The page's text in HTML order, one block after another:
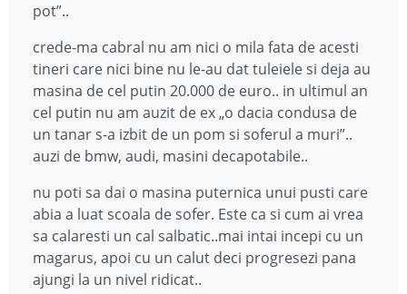
pot”..
crede-ma cabral nu am nici o mila fata de acesti
tineri care nici bine nu le-au dat tuleiele si deja au
masina de cel putin 20.000 de euro.. in ultimul an
cel putin nu am auzit de ex „o dacia condusa de
un tanar s-a izbit de un pom si soferul a muri”..
auzi de bmw, audi, masini decapotabile..
nu poti sa dai o masina puternica unui pusti care
abia a luat scoala de sofer. Este ca si cum ai vrea
sa calaresti un cal salbatic..mai intai incepi cu un
magarus, apoi cu un calut deci progresezi pana
ajungi la un nivel ridicat..